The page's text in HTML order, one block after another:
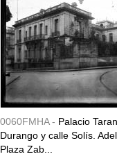
0060FMHA - Palacio
Durango y calle Solís.
Plaza Zab...